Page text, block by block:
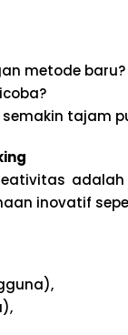
metode baru?
tajam
adalah
inovatif